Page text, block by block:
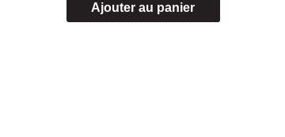
Ajouter au panier